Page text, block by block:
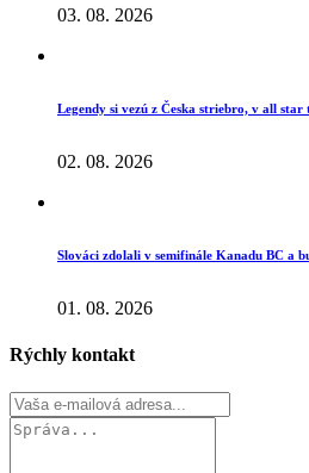
03. 08. 2026
Legendy si vezú z Česka striebro, v all
02. 08. 2026
Slováci zdolali v semifinále Kanadu BC a
01. 08. 2026
Rýchly kontakt